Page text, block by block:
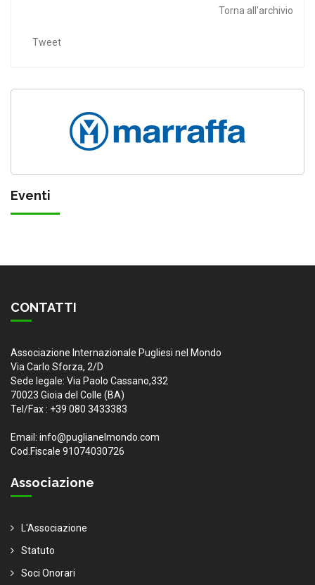
Torna all'archivio
Tweet
Eventi
CONTATTI
Associazione Internazionale Pugliesi nel Mondo
Via Carlo Sforza, 2/D
Sede legale: Via Paolo Cassano,332
70023 Gioia del Colle (BA)
Tel/Fax : +39 080 3433383
Email: info@puglianelmondo.com
Cod.Fiscale 91074030726
Associazione
L'Associazione
Statuto
Soci Onorari